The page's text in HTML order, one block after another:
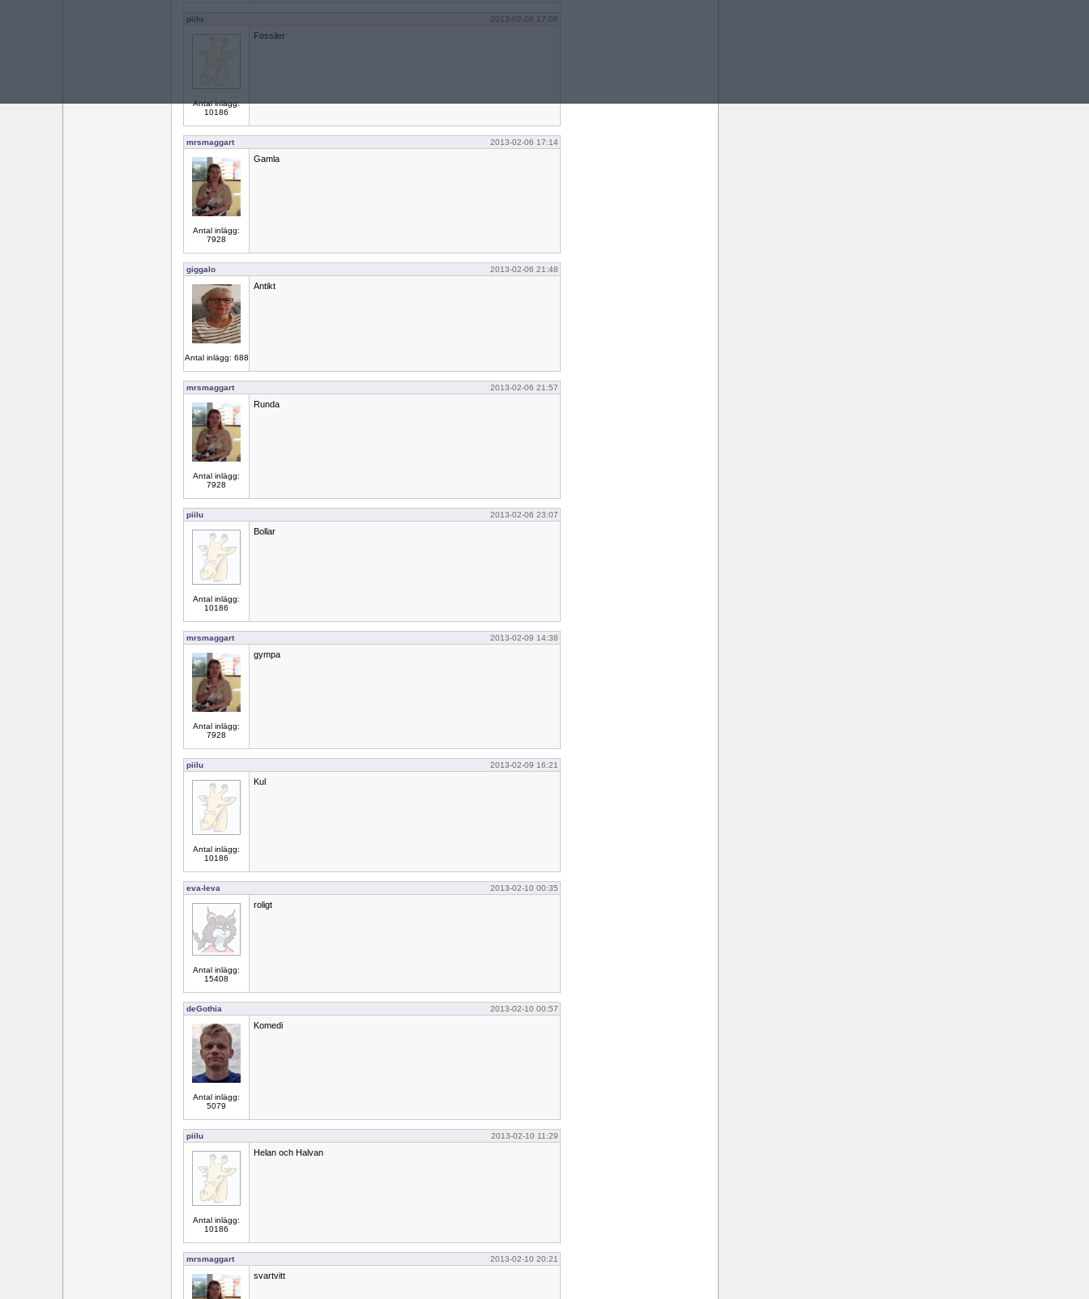
piilu 2013-02-06 17:08
Antal inlägg:
10186
Fossiler
mrsmaggart 2013-02-06 17:14
Antal inlägg:
7928
Gamla
giggalo 2013-02-06 21:48
Antal inlägg: 688
Antikt
mrsmaggart 2013-02-06 21:57
Antal inlägg:
7928
Runda
piilu 2013-02-06 23:07
Antal inlägg:
10186
Bollar
mrsmaggart 2013-02-09 14:38
Antal inlägg:
7928
gympa
piilu 2013-02-09 16:21
Antal inlägg:
10186
Kul
eva-leva 2013-02-10 00:35
Antal inlägg:
15408
roligt
deGothia 2013-02-10 00:57
Antal inlägg:
5079
Komedi
piilu 2013-02-10 11:29
Antal inlägg:
10186
Helan och Halvan
mrsmaggart 2013-02-10 20:21
svartvitt